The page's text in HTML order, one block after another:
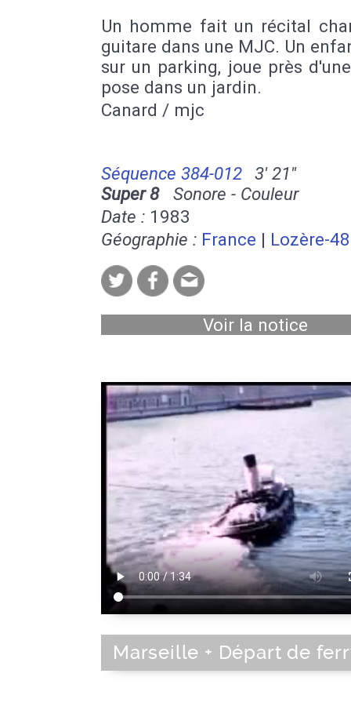
Un homme fait un récital
guitare dans une MJC. Un
sur un parking, joue près
pose dans un jardin.
Canard / mjc
Séquence 384-012
3' 21''
Super 8Sonore - Couleur
Date : 1983
Géographie : France | Lozère-48
Voir la notice
Marseille + Départ de